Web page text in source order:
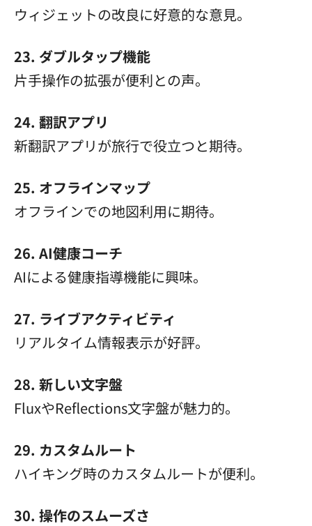
ウィジェットの改良に好意的な意見。
23. ダブルタップ機能
片手操作の拡張が便利との声。
24. 翻訳アプリ
新翻訳アプリが旅行で役立つと期待。
25. オフラインマップ
オフラインでの地図利用に期待。
26. AI健康コーチ
AIによる健康指導機能に興味。
27. ライブアクティビティ
リアルタイム情報表示が好評。
28. 新しい文字盤
FluxやReflections文字盤が魅力的。
29. カスタムルート
ハイキング時のカスタムルートが便利。
30. 操作のスムーズさ